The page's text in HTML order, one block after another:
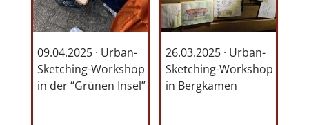
09.04.2025 · Urban-
Sketching-Workshop
in der “Grünen Insel”
26.03.2025 · Urban-
Sketching-Workshop
in Bergkamen